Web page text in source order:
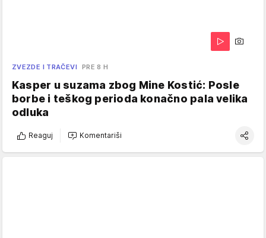
ZVEZDE I TRAČEVI PRE 8 H
Kasper u suzama zbog Mine Kostić: Posle
borbe i teškog perioda konačno pala velika
odluka
Reaguj Komentariši